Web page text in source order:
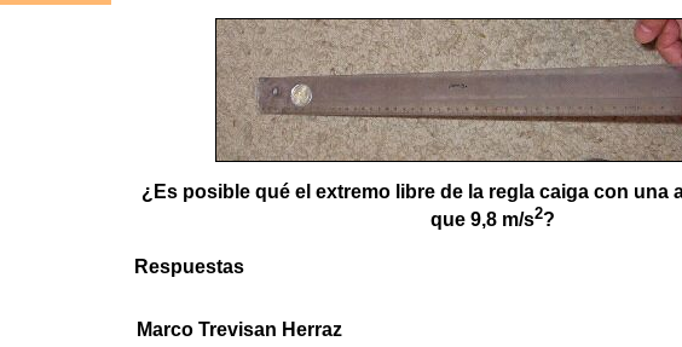
¿Es posible qué el extremo libre de la regla caiga con una
que 9,8 m/s2?
Respuestas
Marco Trevisan Herraz